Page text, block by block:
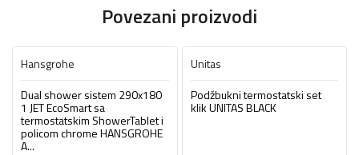
Povezani proizvodi
Hansgrohe
Dual shower sistem 290x180
1 JET EcoSmart sa
termostatskim ShowerTablet i
policom chrome HANSGROHE
A...
Unitas
Podžbukni termostatski set
klik UNITAS BLACK